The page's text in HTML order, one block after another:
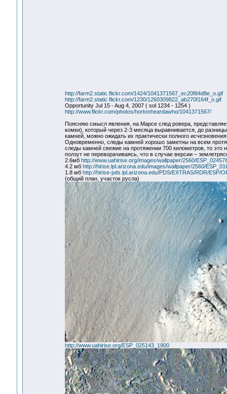
http://farm2.static.flickr.com/1424/1041371567_ec20f84d8e_o.gif
http://farm2.static.flickr.com/1230/1260309822_ab270f164f_o.gif
Opportunity Jul 15 - Aug 4, 2007 ( sol 1234 - 1254 )
http://www.flickr.com/photos/hortonheardawho/1041371567/
Поясняю смысл явления, на Марсе след ровера,
комки), который через 2-3 месяца выравнивается, до
камней, можно ожидать их практически полного
Одновременно, следы камней хорошо заметны на всем
следы камней свежие на протяжении 700 километров, то
ползут не переворачиваясь, что в случае версии –
2.6мб http://www.uahirise.org/images/wallpaper/2560/
4.2 мб http://hirise.lpl.arizona.edu/images/wallpaper/2560/
1.8 мб http://hirise-pds.lpl.arizona.edu/PDS/EXTRAS/RDR/ESP/
(общий план, участок русла)
http://www.uahirise.org/ESP_025143_1900